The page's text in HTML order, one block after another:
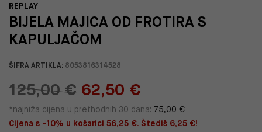
REPLAY
BIJELA MAJICA OD FROTIRA S
KAPULJAČOM
ŠIFRA ARTIKLA: 8053816314528
125,00 € 62,50 €
*najniža cijena u prethodnih 30 dana: 75,00 €
Cijena s -10% u košarici 56,25 €. Štediš 6,25 €!